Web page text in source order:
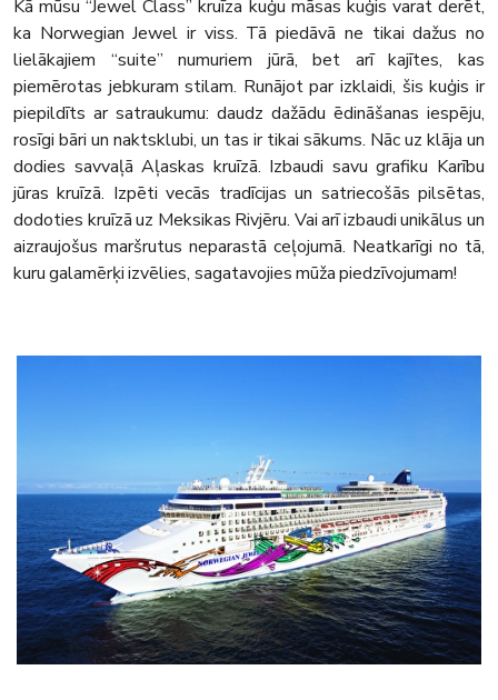
Kā mūsu “Jewel Class” kruīza kuģu māsas kuģis varat derēt,
ka Norwegian Jewel ir viss. Tā piedāvā ne tikai dažus no
lielākajiem “suite” numuriem jūrā, bet arī kajītes, kas
piemērotas jebkuram stilam. Runājot par izklaidi, šis kuģis ir
piepildīts ar satraukumu: daudz dažādu ēdināšanas iespēju,
rosīgi bāri un naktsklubi, un tas ir tikai sākums. Nāc uz klāja un
dodies savvaļā Aļaskas kruīzā. Izbaudi savu grafiku Karību
jūras kruīzā. Izpēti vecās tradīcijas un satriecošās pilsētas,
dodoties kruīzā uz Meksikas Rivjēru. Vai arī izbaudi unikālus un
aizraujošus maršrutus neparastā ceļojumā. Neatkarīgi no tā,
kuru galamērķi izvēlies, sagatavojies mūža piedzīvojumam!